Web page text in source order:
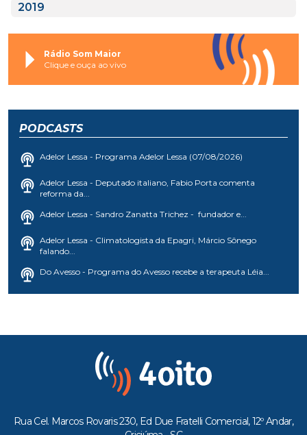
2019
Rádio Som Maior
Clique e ouça ao vivo
PODCASTS
Adelor Lessa - Programa Adelor Lessa (07/08/2026)
Adelor Lessa - Deputado italiano, Fabio Porta comenta
reforma da...
Adelor Lessa - Sandro Zanatta Trichez - fundador e...
Adelor Lessa - Climatologista da Epagri, Márcio Sônego
falando...
Do Avesso - Programa do Avesso recebe a terapeuta Léia...
Rua Cel. Marcos Rovaris 230, Ed Due Fratelli Comercial, 12º Andar,